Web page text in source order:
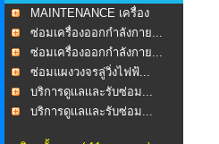
MAINTENANCE เครื่อง
ออก...ซ่อมเครื่องออกกำลังกาย...
ซ่อมเครื่องออกกำลังกาย...
ซ่อมแผงวงจรลู่วิ่งไฟฟ้...
บริการดูเเลเเละรับซ่อม...
บริการดูเเลเเละรับซ่อม...